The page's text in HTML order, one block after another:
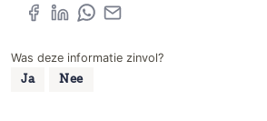
Was deze informatie zinvol?
Ja Nee